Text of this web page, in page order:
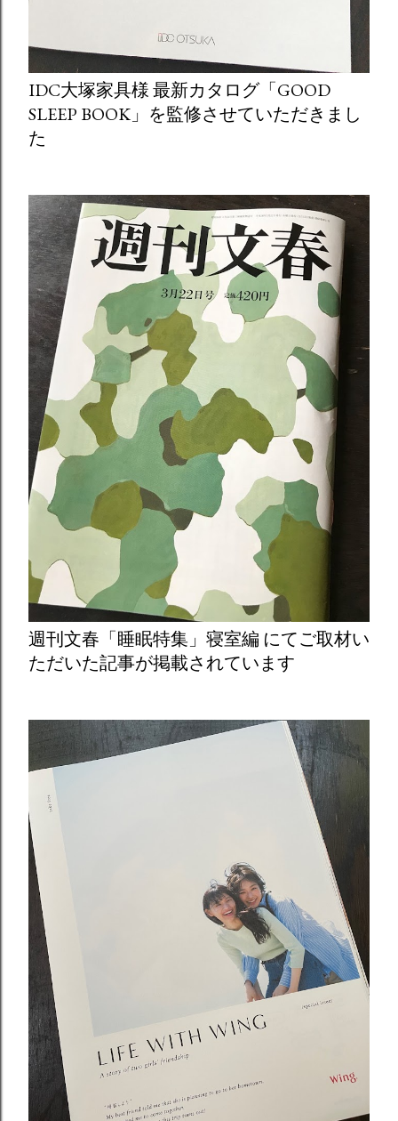
IDC大塚家具様 最新カタログ「GOOD
SLEEP BOOK」を監修させていただきまし
た
週刊文春「睡眠特集」寝室編 にてご取材い
ただいた記事が掲載されています